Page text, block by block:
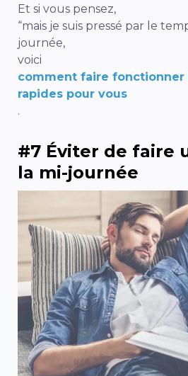
Et si vous pensez,
“mais je suis pressé par le
journée,
voici
comment faire fonctionner
rapides pour vous
.
#7 Éviter de faire
la mi-journée